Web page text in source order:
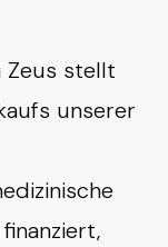
Zeus stellt
unserer